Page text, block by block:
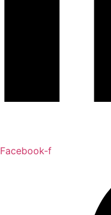
Facebook-f